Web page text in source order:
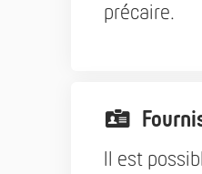
précaire.
Il est